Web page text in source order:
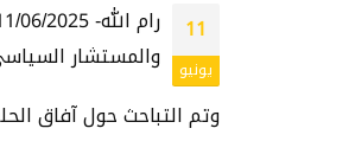
11
يونيو
والمستشار
وتم التباحث حول آفاق